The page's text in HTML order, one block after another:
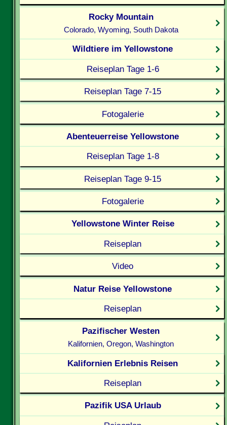
Rocky Mountain
Colorado, Wyoming, South Dakota
Wildtiere im Yellowstone
Reiseplan Tage 1-6
Reiseplan Tage 7-15
Fotogalerie
Abenteuerreise Yellowstone
Reiseplan Tage 1-8
Reiseplan Tage 9-15
Fotogalerie
Yellowstone Winter Reise
Reiseplan
Video
Natur Reise Yellowstone
Reiseplan
Pazifischer Westen
Kalifornien, Oregon, Washington
Kalifornien Erlebnis Reisen
Reiseplan
Pazifik USA Urlaub